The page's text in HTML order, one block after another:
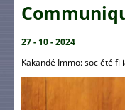
27 - 10 - 2024
Kakandé Immo: société